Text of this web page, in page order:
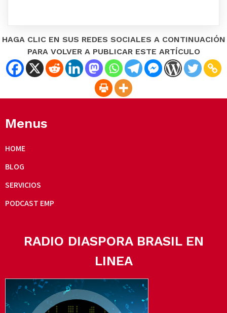
HAGA CLIC EN SUS REDES SOCIALES A CONTINUACIÓN
PARA VOLVER A PUBLICAR ESTE ARTÍCULO
Menus
HOME
BLOG
SERVICIOS
PODCAST EMP
RADIO DIASPORA BRASIL EN
LINEA